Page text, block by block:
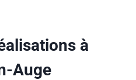
à
Auge